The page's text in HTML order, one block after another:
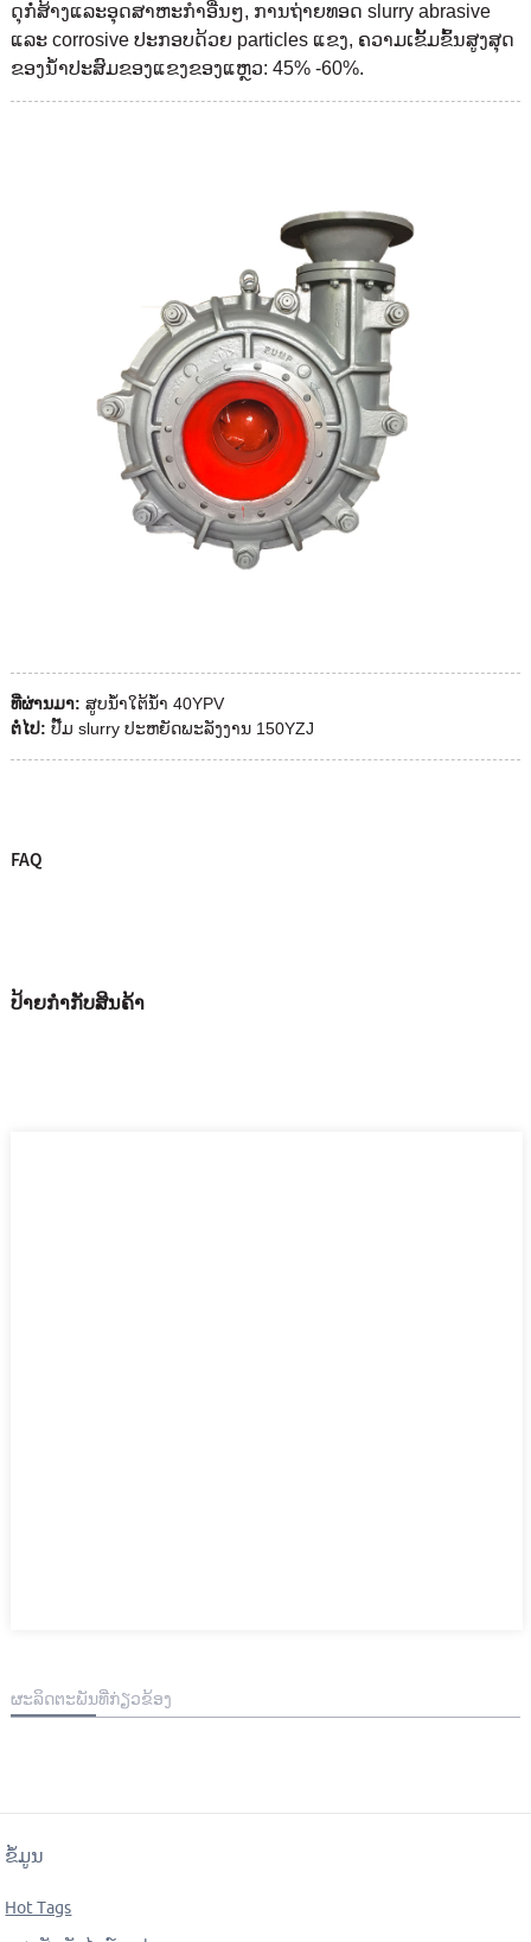
ດຸກໍ່ສ້າງແລະອຸດສາຫະກໍາອື່ນໆ, ການຖ່າຍທອດ slurry abrasive
ແລະ corrosive ປະກອບດ້ວຍ particles ແຂງ, ຄວາມເຂັ້ມຂົ້ນສູງສຸດ
ຂອງນ້ໍາປະສົມຂອງແຂງຂອງແຫຼວ: 45% -60%.
ທີ່ຜ່ານມາ: ສູບນ້ໍາໃຕ້ນ້ໍາ 40YPV
ຕໍ່ໄປ: ປັ໊ມ slurry ປະຫຍັດພະລັງງານ 150YZJ
FAQ
ປ້າຍກຳກັບສິນຄ້າ
ຜະ​ລິດ​ຕະ​ພັນ​ທີ່​ກ່ຽວ​ຂ້ອງ
ຂໍ້ມູນ
Hot Tags